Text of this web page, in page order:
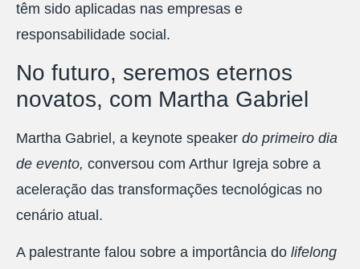
têm sido aplicadas nas empresas e
responsabilidade social.
No futuro, seremos eternos
novatos, com Martha Gabriel
Martha Gabriel, a keynote speaker do primeiro dia
de evento, conversou com Arthur Igreja sobre a
aceleração das transformações tecnológicas no
cenário atual.
A palestrante falou sobre a importância do lifelong